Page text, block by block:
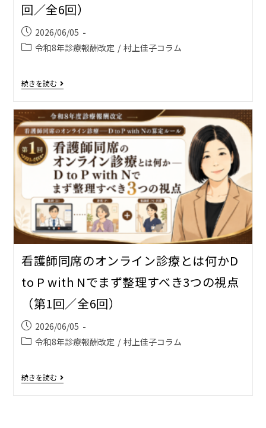
回／全6回）
2026/06/05
令和8年診療報酬改定 / 村上佳子コラム
続きを読む
看護師同席のオンライン診療とは何か――D
to P with Nでまず整理すべき3つの視点
（第1回／全6回）
2026/06/05
令和8年診療報酬改定 / 村上佳子コラム
続きを読む